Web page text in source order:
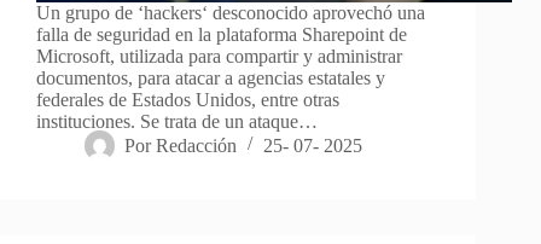
Un grupo de ‘hackers‘ desconocido aprovechó una
falla de seguridad en la plataforma Sharepoint de
Microsoft, utilizada para compartir y administrar
documentos, para atacar a agencias estatales y
federales de Estados Unidos, entre otras
instituciones. Se trata de un ataque…
Por Redacción 25- 07- 2025